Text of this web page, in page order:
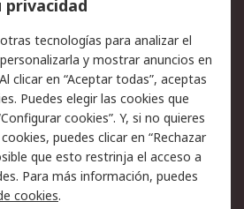
Soporte técnico
Política de privacidad -
Actualizada
Seguridad de emails
Condiciones de venta
privacidad
tecnologías para analizar el
y mostrar anuncios en
clicar en “Aceptar todas”, aceptas
Puedes elegir las cookies que
cookies”. Y, si no quieres
puedes clicar en “Rechazar
que esto restrinja el acceso a
Para más información, puedes
cookies.